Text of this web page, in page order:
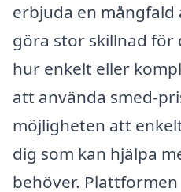
erbjuda en mångfald
göra stor skillnad
hur enkelt eller
att använda smed-
möjligheten att
dig som kan hjälpa
behöver.